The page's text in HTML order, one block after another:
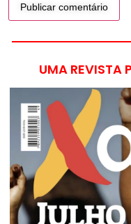
UMA REVISTA